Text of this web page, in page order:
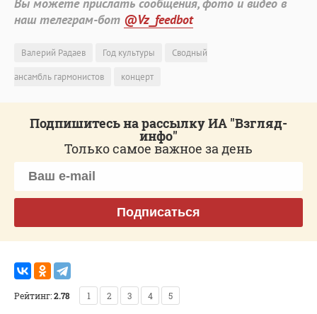
наш телеграм-бот @Vz_feedbot
Валерий Радаев Год культуры
Сводный
ансамбль гармонистов
концерт
Подпишитесь на рассылку ИА "Взгляд-
инфо"
Только самое важное за день
Подписаться
Рейтинг:2.78 1 2 3 4 5